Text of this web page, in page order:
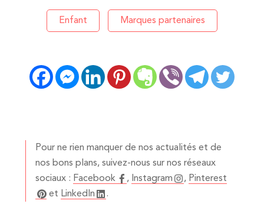
Enfant Marques partenaires
Pour ne rien manquer de nos actualités et de
nos bons plans, suivez-nous sur nos réseaux
sociaux : Facebook , Instagram , Pinterest
et LinkedIn .